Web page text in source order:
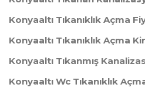
Konyaaltı Tıkanıklık Açma
Konyaaltı Tıkanıklık Açma
Konyaaltı Tıkanmış
Konyaaltı Wc Tıkanıklık